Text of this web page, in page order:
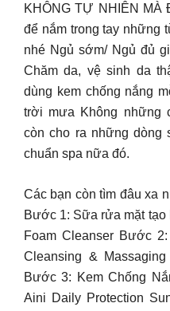
KHÔNG TỰ NHIÊN MÀ
để nắm trong tay những
nhé Ngủ sớm/ Ngủ đủ
Chăm da, vệ sinh da
dùng kem chống nắng
trời mưa Không những
còn cho ra những dòng
chuẩn spa nữa đó.
Các bạn còn tìm đâu xa
Bước 1: Sữa rửa mặt tạo
Foam Cleanser Bước
Cleansing &
Bước 3: Kem Chống
Aini Daily Protection